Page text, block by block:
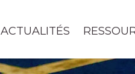
ACTUALITÉS